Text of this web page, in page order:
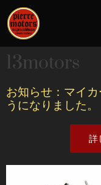
13motors
お知らせ：マイ
うになりました。
詳